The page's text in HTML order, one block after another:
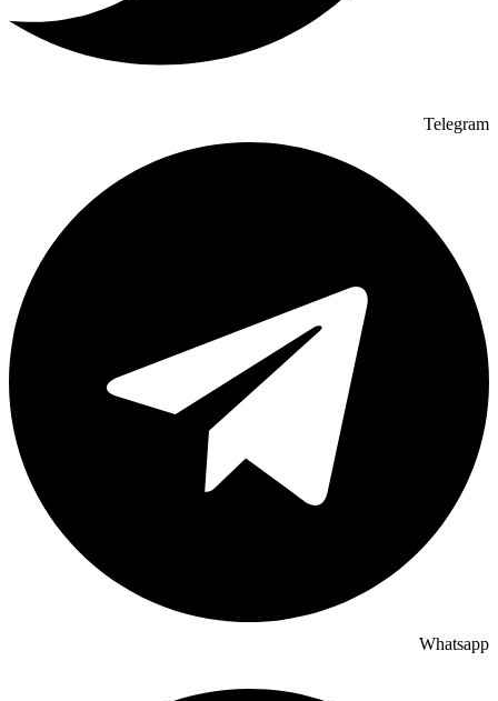
Telegram
Whatsapp